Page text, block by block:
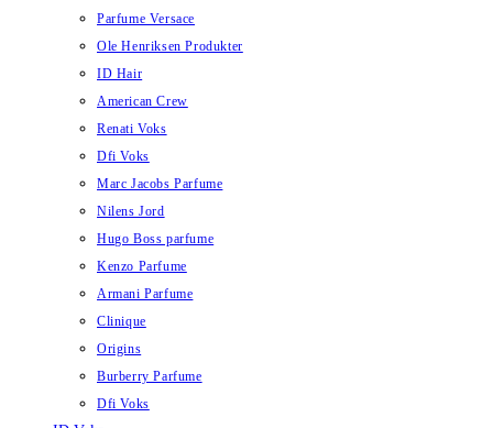
Parfume Versace
Ole Henriksen Produkter
ID Hair
American Crew
Renati Voks
Dfi Voks
Marc Jacobs Parfume
Nilens Jord
Hugo Boss parfume
Kenzo Parfume
Armani Parfume
Clinique
Origins
Burberry Parfume
Dfi Voks